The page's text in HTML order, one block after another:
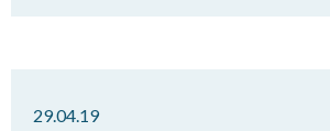
29.04.19